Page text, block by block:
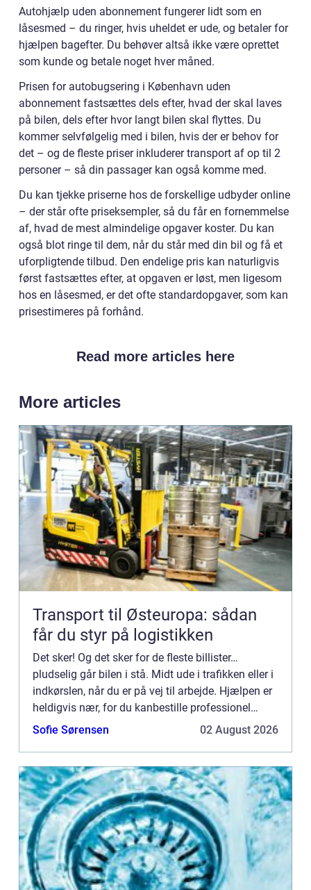
Autohjælp uden abonnement fungerer lidt som en
låsesmed – du ringer, hvis uheldet er ude, og betaler for
hjælpen bagefter. Du behøver altså ikke være oprettet
som kunde og betale noget hver måned.
Prisen for autobugsering i København uden
abonnement fastsættes dels efter, hvad der skal laves
på bilen, dels efter hvor langt bilen skal flyttes. Du
kommer selvfølgelig med i bilen, hvis der er behov for
det – og de fleste priser inkluderer transport af op til 2
personer – så din passager kan også komme med.
Du kan tjekke priserne hos de forskellige udbyder online
– der står ofte priseksempler, så du får en fornemmelse
af, hvad de mest almindelige opgaver koster. Du kan
også blot ringe til dem, når du står med din bil og få et
uforpligtende tilbud. Den endelige pris kan naturligvis
først fastsættes efter, at opgaven er løst, men ligesom
hos en låsesmed, er det ofte standardopgaver, som kan
prisestimeres på forhånd.
Read more articles here
More articles
Transport til Østeuropa: sådan
får du styr på logistikken
Det sker! Og det sker for de fleste billister…
pludselig går bilen i stå. Midt ude i trafikken eller i
indkørslen, når du er på vej til arbejde. Hjælpen er
heldigvis nær, for du kanbestille professionel
autobugsering i København, uden at du beh...
Sofie Sørensen 02 August 2026